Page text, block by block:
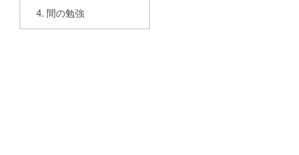
間の勉強